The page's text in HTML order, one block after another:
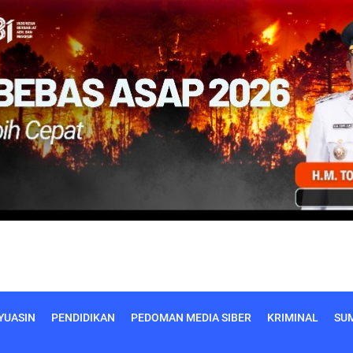
PENDIDIKAN PEDOMAN MEDIA SIBER KRIMINAL